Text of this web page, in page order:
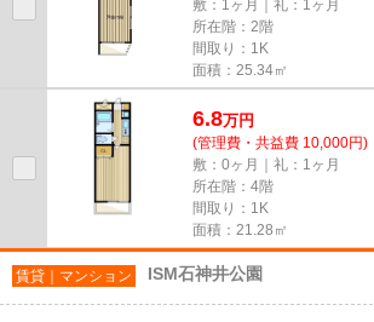
敷：1ヶ月｜礼：1ヶ月
所在階：2階
間取り：1K
面積：25.34㎡
6.8万円
(管理費・共益費 10,000円)
敷：0ヶ月｜礼：1ヶ月
所在階：4階
間取り：1K
面積：21.28㎡
賃貸｜マンション ISM石神井公園